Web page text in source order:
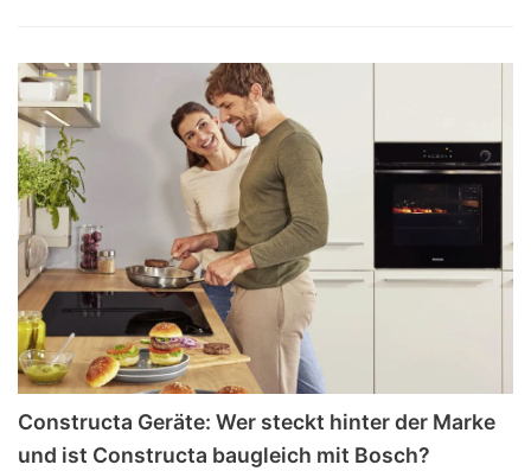
Constructa Geräte: Wer steckt hinter der Marke
und ist Constructa baugleich mit Bosch?